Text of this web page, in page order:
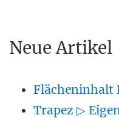
Neue Artikel
Flächeninhalt
Trapez ▷